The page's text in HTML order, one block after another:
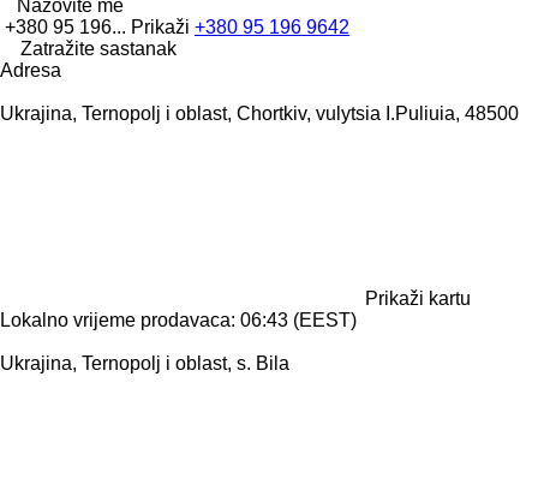
Nazovite me
+380 95 196... Prikaži +380 95 196 9642
Zatražite sastanak
Adresa
Ukrajina, Ternopolj i oblast, Chortkiv, vulytsia I.Puliuia, 48500
Prikaži kartu
Lokalno vrijeme prodavaca: 06:43 (EEST)
Ukrajina, Ternopolj i oblast, s. Bila